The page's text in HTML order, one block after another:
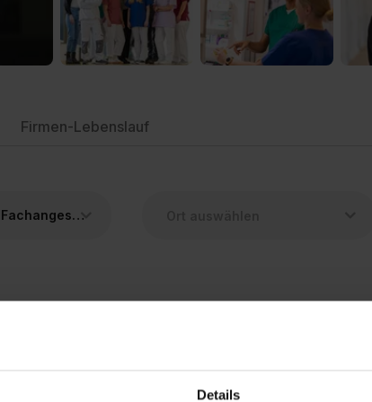
Details
Firmen-Lebenslauf
Medizinische/r Fachangestellte/r (MFA)